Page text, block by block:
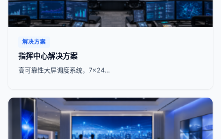
解决方案
指挥中心解决方案
高可靠性大屏调度系统，7x24…